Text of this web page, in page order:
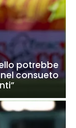
potrebbe
consueto